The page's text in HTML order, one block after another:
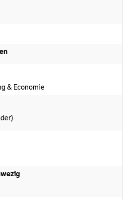
& Economie
aanwezig